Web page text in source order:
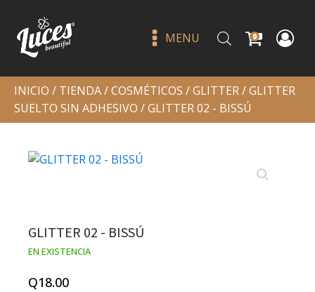
MENU 0
INICIO / TIENDA/COSMÉTICOS /GLITTER/GLITTER
SUELTO SIN ADHESIVO / GLITTER 02 - BISSÚ
GLITTER 02 - BISSÚ
EN EXISTENCIA
Q18.00
Croma light shadow 024 you